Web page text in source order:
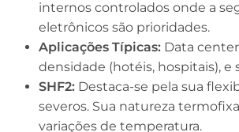
internos controlados onde a
eletrônicos são prioridades.
Aplicações Típicas:Data
densidade (hotéis, hospitais),
SHF2:Destaca-se pela sua
severos. Sua natureza
variações de temperatura.